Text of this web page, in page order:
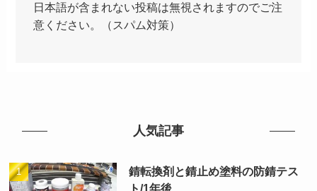
日本語が含まれない投稿は無視されますのでご注
意ください。（スパム対策）
人気記事
錆転換剤と錆止め塗料の防錆テス
ト/1年後